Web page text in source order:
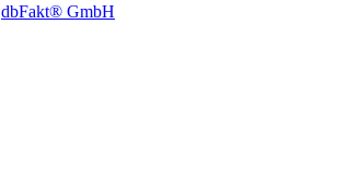
dbFakt® GmbH